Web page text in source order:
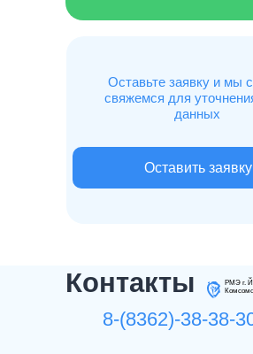
Оставьте заявку и мы
свяжемся для
данных
Оставить заявку
Контакты
РМЭ г.
8-(8362)-38-38-